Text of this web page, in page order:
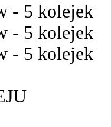
- 5 kolejek
- 5 kolejek
- 5 kolejek